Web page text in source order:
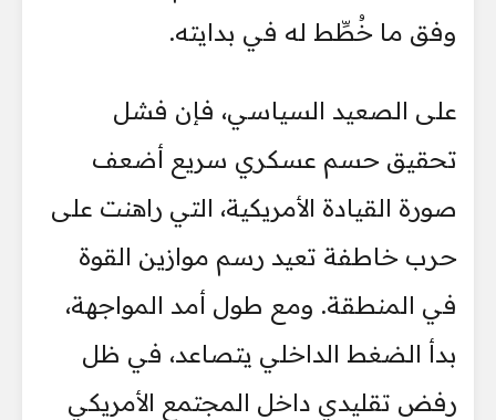
وفق ما خُطِّط له في بدايته.
على الصعيد السياسي، فإن فشل
تحقيق حسم عسكري سريع أضعف
صورة القيادة الأمريكية، التي راهنت على
حرب خاطفة تعيد رسم موازين القوة
في المنطقة. ومع طول أمد المواجهة،
بدأ الضغط الداخلي يتصاعد، في ظل
رفض تقليدي داخل المجتمع الأمريكي